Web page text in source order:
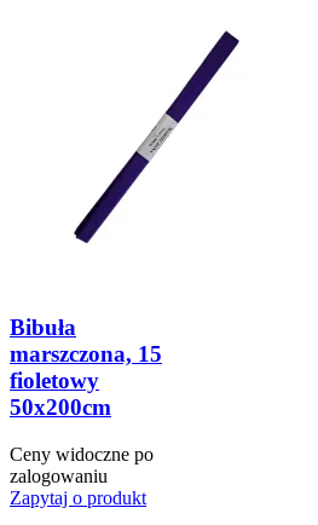
Bibuła
marszczona, 15
fioletowy
50x200cm
Ceny widoczne po
zalogowaniu
Zapytaj o produkt